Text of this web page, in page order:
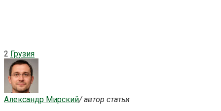
2 Грузия
Александр Мирский/ автор статьи